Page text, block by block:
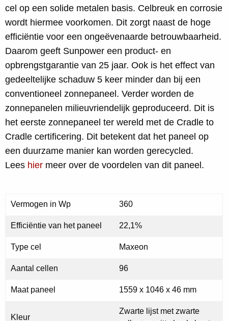
cel op een solide metalen basis. Celbreuk en corrosie
wordt hiermee voorkomen. Dit zorgt naast de hoge
efficiëntie voor een ongeëvenaarde betrouwbaarheid.
Daarom geeft Sunpower een product- en
opbrengstgarantie van 25 jaar. Ook is het effect van
gedeeltelijke schaduw 5 keer minder dan bij een
conventioneel zonnepaneel. Verder worden de
zonnepanelen milieuvriendelijk geproduceerd. Dit is
het eerste zonnepaneel ter wereld met de Cradle to
Cradle certificering. Dit betekent dat het paneel op
een duurzame manier kan worden gerecycled.
Lees hier meer over de voordelen van dit paneel.
Vermogen in Wp 360
Efficiëntie van het paneel 22,1%
Type cel Maxeon
Aantal cellen 96
Maat paneel 1559 x 1046 x 46 mm
Kleur
Zwarte lijst met zwarte